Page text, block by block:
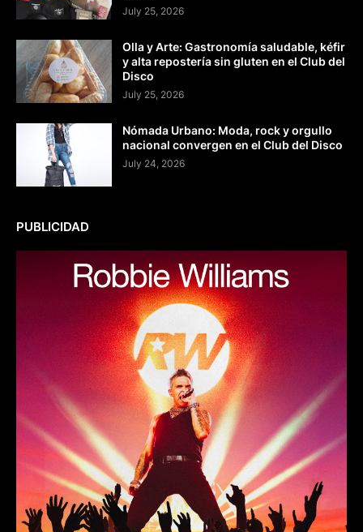
July 25, 2026
Olla y Arte: Gastronomía saludable, kéfir
y alta repostería sin gluten en el Club del
Disco
July 25, 2026
Nómada Urbano: Moda, rock y orgullo
nacional convergen en el Club del Disco
July 24, 2026
PUBLICIDAD